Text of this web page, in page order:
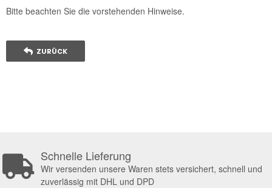
Bitte beachten Sie die vorstehenden Hinweise.
ZURÜCK
Schnelle Lieferung
Wir versenden unsere Waren stets versichert, schnell und
zuverlässig mit DHL und DPD